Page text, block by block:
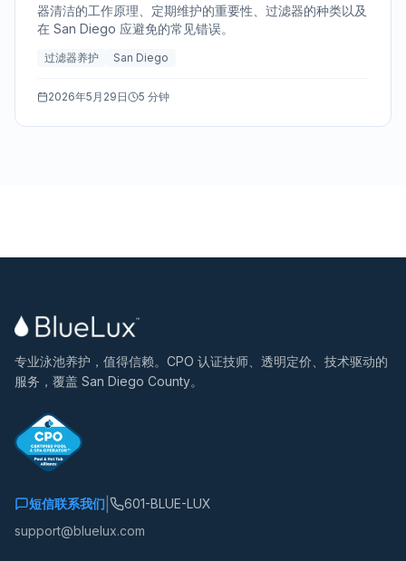
器清洁的工作原理、定期维护的重要性、过滤器的种类以及
在 San Diego 应避免的常见错误。
过滤器养护 San Diego
2026年5月29日 5 分钟
专业泳池养护，值得信赖。CPO 认证技师、透明定价、技术驱动的
服务，覆盖 San Diego County。
短信联系我们
601-BLUE-LUX
support@bluelux.com